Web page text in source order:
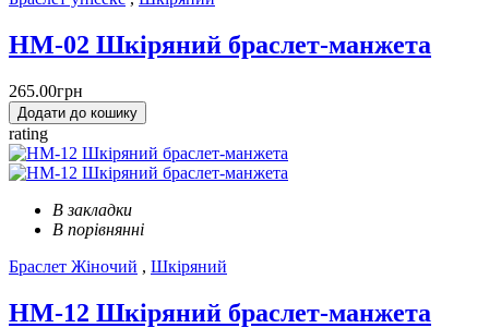
HM-02 Шкіряний браслет-манжета
265.00грн
Додати до кошику
rating
В закладки
В порівнянні
Браслет Жіночий , Шкіряний
HM-12 Шкіряний браслет-манжета